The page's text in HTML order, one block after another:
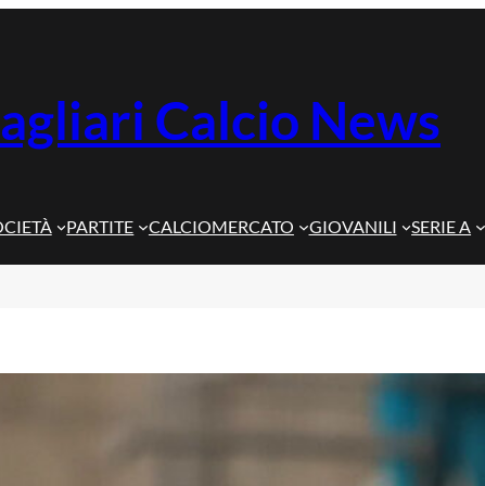
Calcio News
PARTITE CALCIOMERCATO GIOVANILI SERIE A